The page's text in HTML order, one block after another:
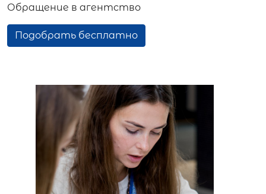
Обращение в агентство
Подобрать бесплатно